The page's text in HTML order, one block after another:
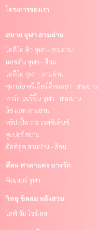
โครงการของเรา
สยาม จุฬา สามย่าน
ไอดีโอ คิว จุฬา - สามย่าน
แอชตัน จุฬา - สีลม
ไอดีโอ จุฬา - สามย่าน
ศุภาลัย พรีเมียร์ สี่พระยา - สามย่าน
พาร์ค ออริจิ้น จุฬา - สามย่าน
วิช แอท สามย่าน
ทริปเปิ้ล วาย เรสซิเด้นซ์
คูเปอร์ สยาม
อัลติจูด สามย่าน - สีลม
สีลม ศาลาแดง บางรัก
คัลเจอร์ จุฬา
วิทยุ ชิดลม หลังสวน
ไลฟ์ วัน ไวร์เลส